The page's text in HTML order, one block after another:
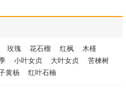
玫瑰 花石榴 红枫
木槿
小叶女贞 大叶女贞
苦楝树
黄杨 红叶石楠